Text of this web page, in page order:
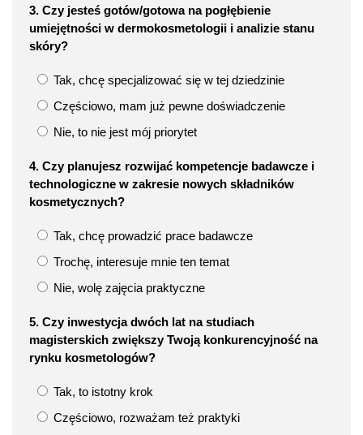
3. Czy jesteś gotów/gotowa na pogłębienie
umiejętności w dermokosmetologii i analizie stanu
skóry?
Tak, chcę specjalizować się w tej dziedzinie
Częściowo, mam już pewne doświadczenie
Nie, to nie jest mój priorytet
4. Czy planujesz rozwijać kompetencje badawcze i
technologiczne w zakresie nowych składników
kosmetycznych?
Tak, chcę prowadzić prace badawcze
Trochę, interesuje mnie ten temat
Nie, wolę zajęcia praktyczne
5. Czy inwestycja dwóch lat na studiach
magisterskich zwiększy Twoją konkurencyjność na
rynku kosmetologów?
Tak, to istotny krok
Częściowo, rozważam też praktyki